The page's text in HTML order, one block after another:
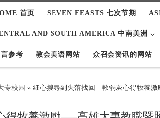
首页 SEVEN FEASTS 七次节期
AND SOUTH AMERICA 中南美洲
参考 教会美语网站 众召会资讯的网站
专校园 » 細心搜尋到失落找回 軟弱灰心得牧養激